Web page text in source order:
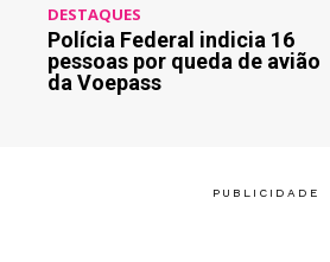
DESTAQUES
Polícia Federal indicia 16
pessoas por queda de avião
da Voepass